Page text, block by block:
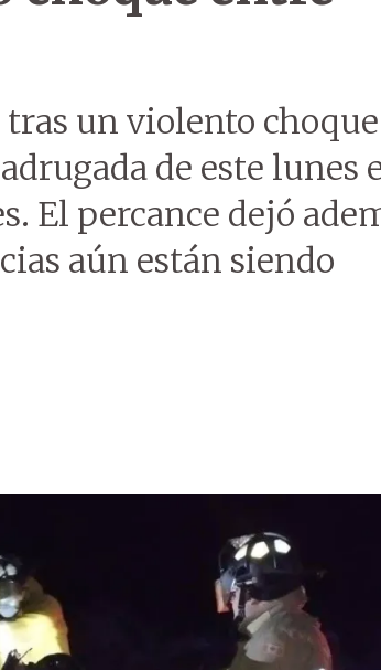
un violento
de este lunes
El percance dejó
aún están siendo